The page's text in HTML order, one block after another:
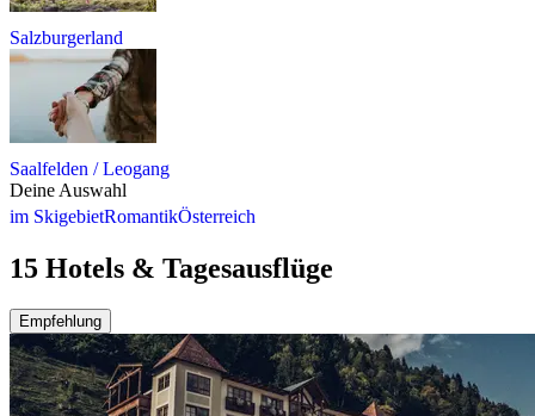
Salzburgerland
Saalfelden / Leogang
Deine Auswahl
im SkigebietRomantikÖsterreich
15 Hotels & Tagesausflüge
Empfehlung